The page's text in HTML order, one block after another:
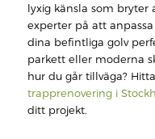
lyxig känsla som bryter
experter på att
dina befintliga golv
parkett eller moderna
hur du går tillväga?
trapprenovering i
ditt projekt.